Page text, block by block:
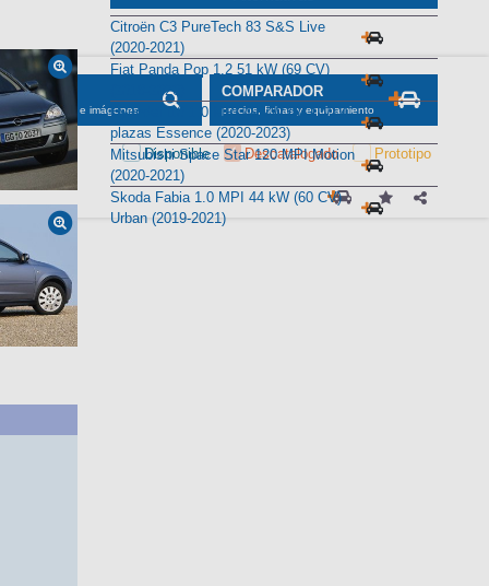
fichas e imágenes
COMPARADOR
precios, fichas y equipamiento
Disponible Descatalogado Prototipo
Citroën C3 PureTech 83 S&S Live
(2020-2021)
Fiat Panda Pop 1.2 51 kW (69 CV)
(2018-2020)
Hyundai i10 1.0 MPI 49 kW (67 CV) 4
plazas Essence (2020-2023)
Mitsubishi Space Star 120 MPI Motion
(2020-2021)
Skoda Fabia 1.0 MPI 44 kW (60 CV)
Urban (2019-2021)